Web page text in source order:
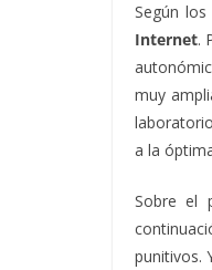
Según
Internet.
muy
a la
Sobre el
punitivos.